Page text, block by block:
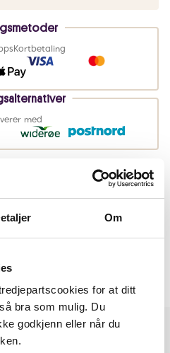
Om
for at ditt
bra som mulig. Du
godkjenn eller når du
Kortbetaling
med